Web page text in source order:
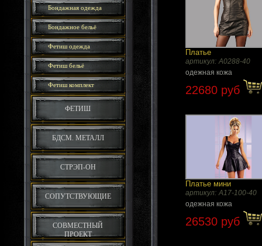
Бондажная одежда
Бондажное бельё
Фетиш одежда
Фетиш бельё
Фетиш комплект
ФЕТИШ
БДСМ. МЕТАЛЛ
СТРЭП-ОН
СОПУТСТВУЮЩИЕ
СОВМЕСТНЫЙ
ПРОЕКТ
Платье
артикул: A0288-40
одежная кожа
22680 руб
Платье мини
артикул: А17-100-40
одежная кожа
26530 руб